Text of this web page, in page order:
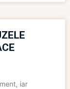
iar